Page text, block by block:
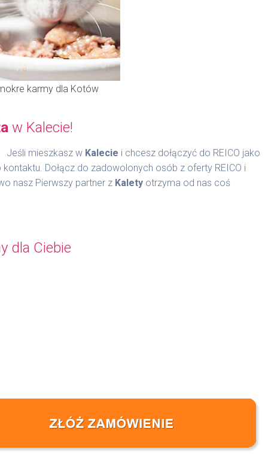
jm, witamina D3 1.440 jm, witamina E 100 mg, tauryna
B2 jako ryboflawina 2,9 mg, witamina B6 jako
B12 14,5 mcg, biotyna 100 mcg, kwas foliowy 0,6
chelat manganu 20 mg, uwodniony- aminokwasowy
chelat cynku 115 mg.
i chłodnym miejscu. Nie przesypywać do szczelnie
karmy dla Kotów
w Kalecie!
Jeśli mieszkasz w Kalecie i chcesz dołączyć do REICO jako
Dołącz do zadowolonych osób z oferty REICO i
nasz Pierwszy partner z Kalety otrzyma od nas coś
dla Ciebie